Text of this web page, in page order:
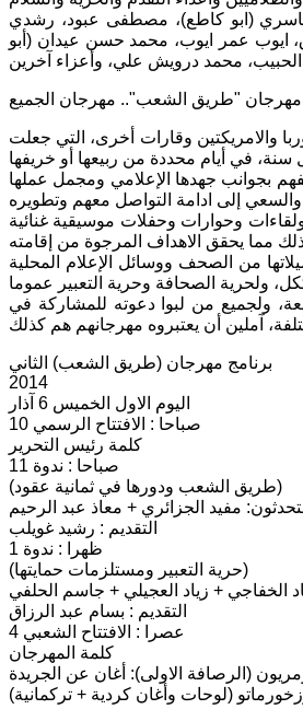
(ابو كاطع)، مصطفى عبود، رشدي
ايوب عمر ايوب، محمد حسن عيدان (أبو
مهرجان "طريق الشعب".. مهرجان الجميع
والامريكتين وقارات أخرى، التي جعلت
بجوانب جهدها الإعلامي ومجمل عملها
وحوارات وحفلات موسيقية غنائية
من الصحف ووسائل الإعلام المحلية
ولجميع من لبوا دعوته للمشاركة في
برنامج مهرجان (طريق الشعب) الثاني
2014
اليوم الاول الخميس 6 آذار
10 صباحا : الافتتاح الرسمي
كلمة رئيس التحرير
11 صباحا : ندوة
(طريق الشعب ودورها في ثمانية عقود)
مفيد الجزائري + معاذ عبد الرحيم
التقديم : رشيد غويلب
1 ظهرا : ندوة
(حرية التعبير ومستلزمات حمايتها)
الخفاجي + زياد العجيلي + جاسم الحلفي
التقديم : بسام عبد الرزاق
4 عصرا : الافتتاح الشعبي
كلمة المهرجان
(الرصافة الاولى): أغان عن الجريدة
(لوحات وأغان كردية + تركمانية)